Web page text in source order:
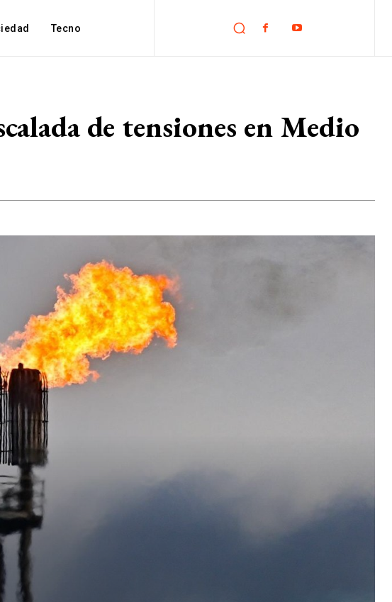
Tecno
de tensiones en Medio